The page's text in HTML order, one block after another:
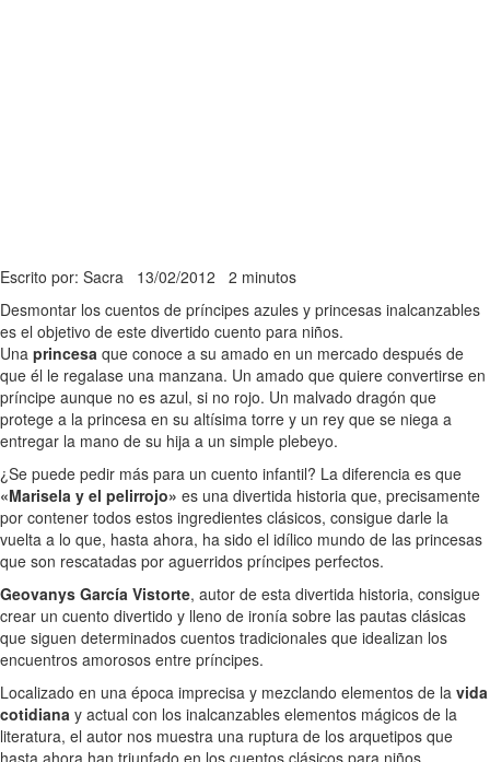
Escrito por: Sacra 13/02/2012 2 minutos
Desmontar los cuentos de príncipes azules y princesas inalcanzables
es el objetivo de este divertido cuento para niños.
Una princesa que conoce a su amado en un mercado después de
que él le regalase una manzana. Un amado que quiere convertirse en
príncipe aunque no es azul, si no rojo. Un malvado dragón que
protege a la princesa en su altísima torre y un rey que se niega a
entregar la mano de su hija a un simple plebeyo.
¿Se puede pedir más para un cuento infantil? La diferencia es que
«Marisela y el pelirrojo» es una divertida historia que, precisamente
por contener todos estos ingredientes clásicos, consigue darle la
vuelta a lo que, hasta ahora, ha sido el idílico mundo de las princesas
que son rescatadas por aguerridos príncipes perfectos.
Geovanys García Vistorte, autor de esta divertida historia, consigue
crear un cuento divertido y lleno de ironía sobre las pautas clásicas
que siguen determinados cuentos tradicionales que idealizan los
encuentros amorosos entre príncipes.
Localizado en una época imprecisa y mezclando elementos de la vida
cotidiana y actual con los inalcanzables elementos mágicos de la
literatura, el autor nos muestra una ruptura de los arquetipos que